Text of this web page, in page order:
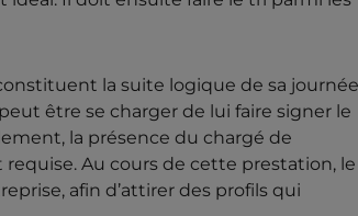
la suite logique de sa
être se charger de lui faire signer le
la présence du chargé de
Au cours de cette prestation, le
afin d’attirer des profils qui